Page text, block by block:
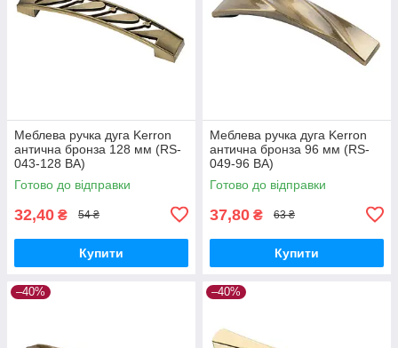
Меблева ручка дуга Kerron
антична бронза 128 мм (RS-
043-128 BA)
Готово до відправки
32,40 ₴ 54 ₴
Купити
Меблева ручка дуга Kerron
антична бронза 96 мм (RS-
049-96 BA)
Готово до відправки
37,80 ₴ 63 ₴
Купити
–40% –40%